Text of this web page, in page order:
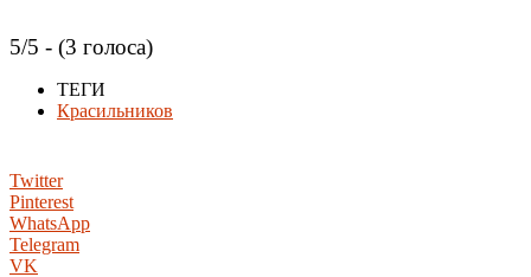
5/5 - (3 голоса)
ТЕГИ
Красильников
Twitter
Pinterest
WhatsApp
Telegram
VK